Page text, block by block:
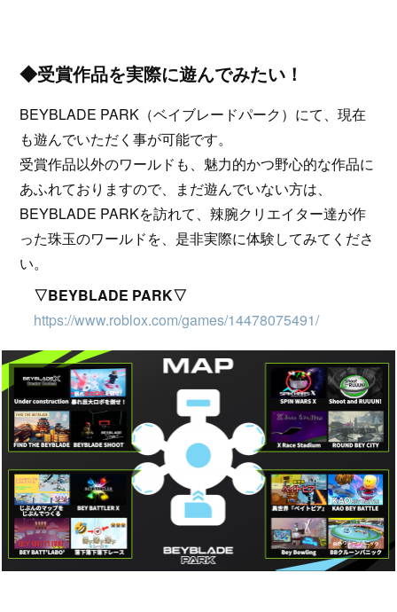
◆受賞作品を実際に遊んでみたい！
BEYBLADE PARK（ベイブレードパーク）にて、現在
も遊んでいただく事が可能です。
受賞作品以外のワールドも、魅力的かつ野心的な作品に
あふれておりますので、まだ遊んでいない方は、
BEYBLADE PARKを訪れて、辣腕クリエイター達が作
った珠玉のワールドを、是非実際に体験してみてくださ
い。
▽BEYBLADE PARK▽
https://www.roblox.com/games/14478075491/